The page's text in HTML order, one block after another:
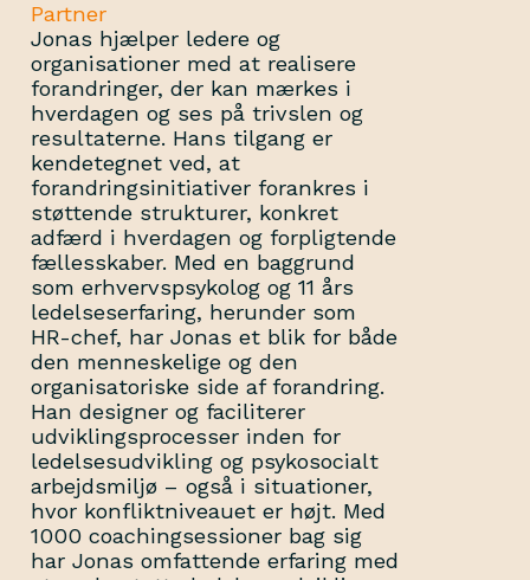
Partner
Jonas hjælper ledere og
organisationer med at realisere
forandringer, der kan mærkes i
hverdagen og ses på trivslen og
resultaterne. Hans tilgang er
kendetegnet ved, at
forandringsinitiativer forankres i
støttende strukturer, konkret
adfærd i hverdagen og forpligtende
fællesskaber. Med en baggrund
som erhvervspsykolog og 11 års
ledelseserfaring, herunder som
HR-chef, har Jonas et blik for både
den menneskelige og den
organisatoriske side af forandring.
Han designer og faciliterer
udviklingsprocesser inden for
ledelsesudvikling og psykosocialt
arbejdsmiljø – også i situationer,
hvor konfliktniveauet er højt. Med
1000 coachingsessioner bag sig
har Jonas omfattende erfaring med